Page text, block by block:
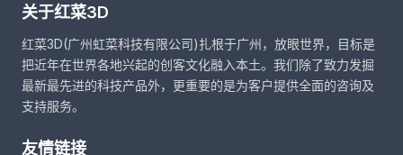
关于红菜3D
红菜3D(广州虹菜科技有限公司)扎根于广州，放眼世界，目标是
把近年在世界各地兴起的创客文化融入本土。我们除了致力发掘
最新最先进的科技产品外，更重要的是为客户提供全面的咨询及
支持服务。
友情链接